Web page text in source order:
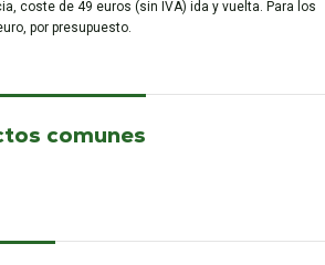
coste de 49 euros (sin IVA) ida y vuelta. Para los
por presupuesto.
comunes